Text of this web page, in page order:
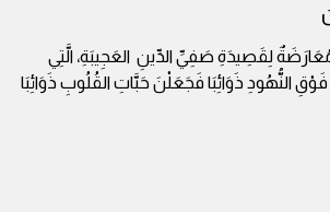
لِقَصِيدَةِ صَفِيِّ الدِّينِ العَجِيبَةِ، الَّتِي
النُّهُودِ ذَوَائِبَا فَجَعَلْنَ حَبَّاتِ القُلُوبِ ذَوَائِبَا